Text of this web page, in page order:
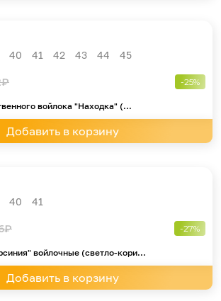
40 41 42 43 44 45
₽ -25%
войлока "Находка" (...
Добавить в корзину
40 41
₽ -27%
войлочные (светло-кори...
Добавить в корзину